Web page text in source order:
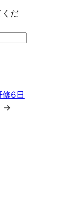
くだ
修6日
→